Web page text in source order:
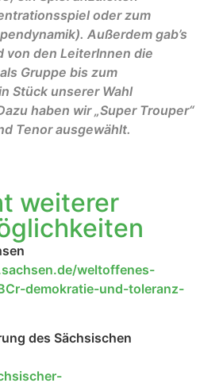
oder zum
Außerdem gab’s
von den LeiterInnen die
Gruppe bis zum
Stück unserer Wahl
haben wir „Super Trouper“
Tenor ausgewählt.
weiterer
weltoffenes-
demokratie-und-toleranz-
des Sächsischen